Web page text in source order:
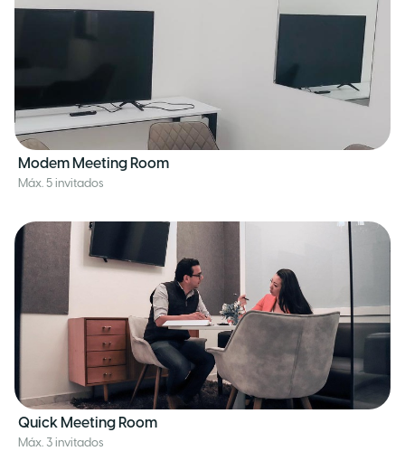
Modem Meeting Room
Máx. 5 invitados
Quick Meeting Room
Máx. 3 invitados